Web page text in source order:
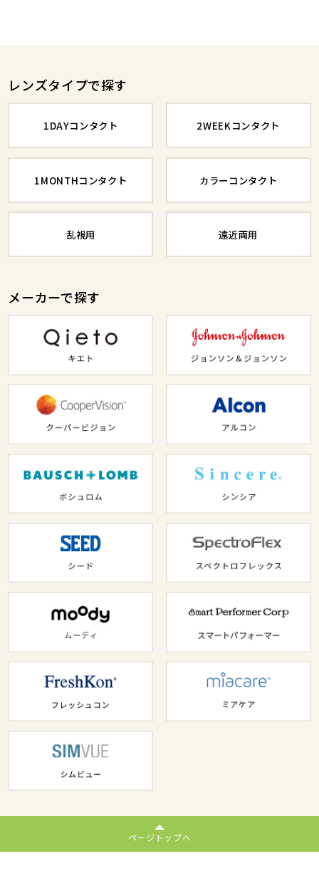
レンズタイプで探す
1DAYコンタクト 2WEEKコンタクト
1MONTHコンタクト カラーコンタクト
乱視用 遠近両用
メーカーで探す
ページトップへ